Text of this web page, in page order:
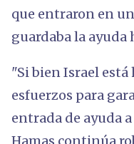
que entraron en
guardaba la
"Si bien Israel
esfuerzos para
entrada de ayuda
Hamas continúa